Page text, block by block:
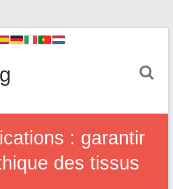
: garantir
des tissus